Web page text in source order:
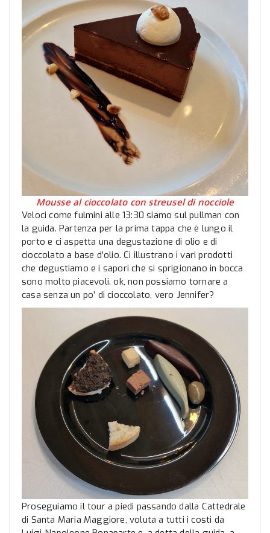
Mousse al cioccolato con streusel di nocciole
Veloci come fulmini alle 13:30 siamo sul pullman con
la guida. Partenza per la prima tappa che è lungo il
porto e ci aspetta una degustazione di olio e di
cioccolato a base d’olio. Ci illustrano i vari prodotti
che degustiamo e i sapori che si sprigionano in bocca
sono molto piacevoli. ok, non possiamo tornare a
casa senza un po’ di cioccolato, vero Jennifer?
Proseguiamo il tour a piedi passando dalla Cattedrale
di Santa Maria Maggiore, voluta a tutti i costi da